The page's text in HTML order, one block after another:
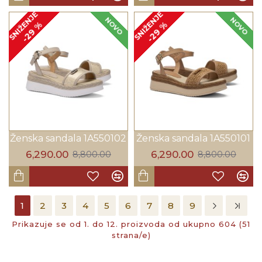
NOVO
SNIŽENJE
-29 %
Ženska sandala 1A550102
6,290.00 8,800.00
NOVO
SNIŽENJE
-29 %
Ženska sandala 1A550101
6,290.00 8,800.00
1 2 3 4 5 6 7 8 9
Prikazuje se od 1. do 12. proizvoda od ukupno 604 (51
strana/e)